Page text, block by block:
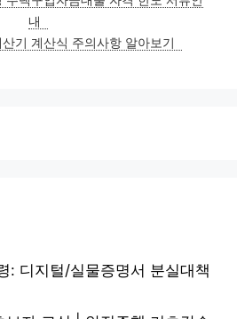
고
리
내
기 계산식 주의사항 알아보기
: 디지털/실물증명서 분실대책